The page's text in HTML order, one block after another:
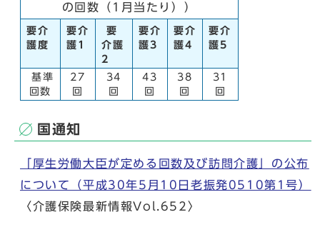
の回数（1月当たり））
要介
護度
要介
護1
要
介護
2
要介
護3
要介
護4
要介
護5
基準
回数
27
回
34
回
43
回
38
回
31
回
国通知
「厚生労働大臣が定める回数及び訪問介護」の公布
について（平成30年5月10日老振発0510第1号）
〈介護保険最新情報Vol.652〉